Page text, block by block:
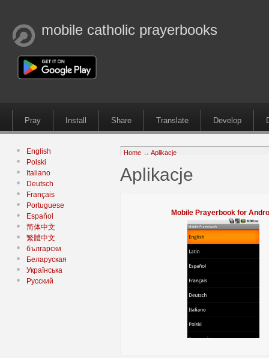
mobile catholic prayerbooks
Pray Install Share Translate Develop
English
Polski
Italiano
Deutsch
Français
Portuguese
Español
简体中文
繁體中文
български
Беларуская
Українська
Русский
Home → Aplikacje
Aplikacje
Mobile Prayerbook for